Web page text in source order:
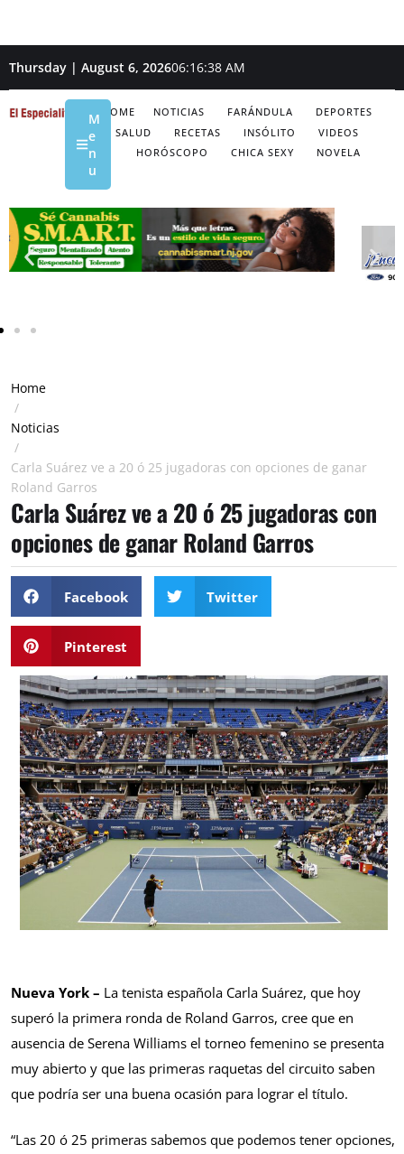
Thursday | August 6, 202606:16:39 AM
HOME NOTICIAS FARÁNDULA
DEPORTES
SALUD
RECETAS INSÓLITO
VIDEOS
HORÓSCOPO
CHICA SEXY NOVELA
M
e
n
u
Home
/
Noticias
/
Carla Suárez ve a 20 ó 25 jugadoras con opciones de ganar
Roland Garros
Carla Suárez ve a 20 ó 25 jugadoras con
opciones de ganar Roland Garros
Facebook Twitter
Pinterest
Nueva York – La tenista española Carla Suárez, que hoy
superó la primera ronda de Roland Garros, cree que en
ausencia de Serena Williams el torneo femenino se presenta
muy abierto y que las primeras raquetas del circuito saben
que podría ser una buena ocasión para lograr el título.
“Las 20 ó 25 primeras sabemos que podemos tener opciones,